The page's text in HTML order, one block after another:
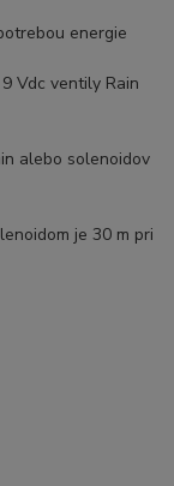
energie
Vdc ventily Rain
alebo solenoidov
je 30 m pri